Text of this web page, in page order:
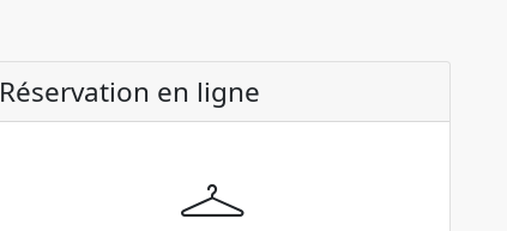
Réservation en ligne